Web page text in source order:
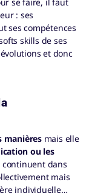
: ses
ses compétences
skills de ses
et donc
manièresmais elle
ou les
continuent dans
mais
individuelle…